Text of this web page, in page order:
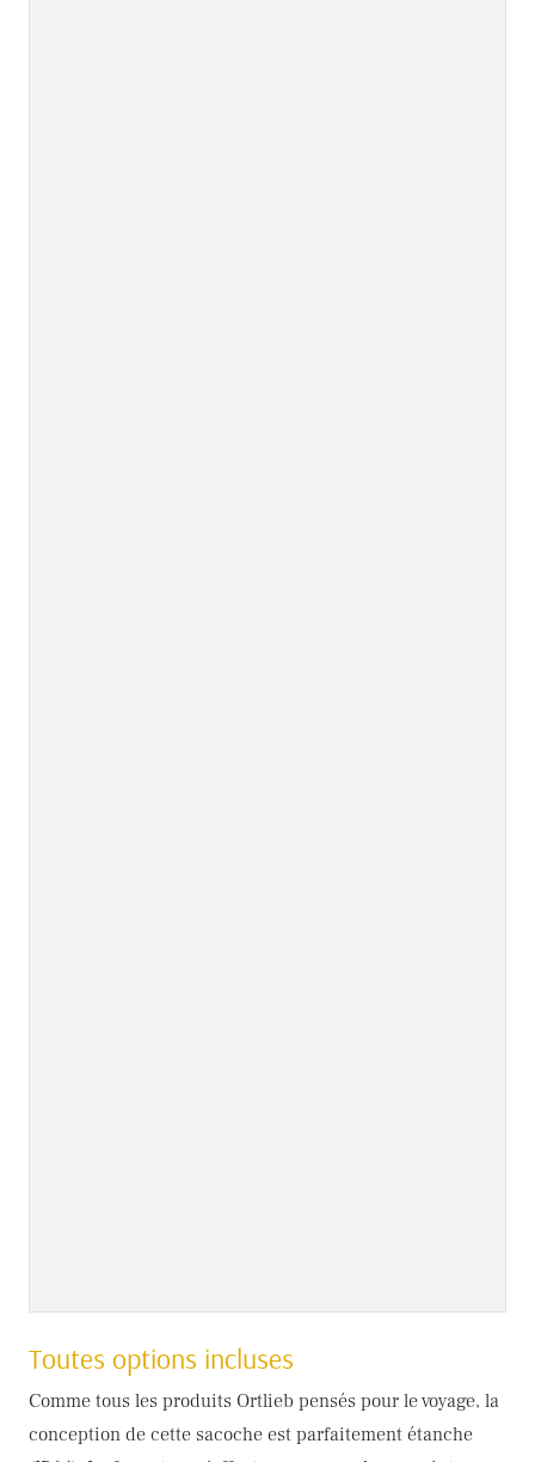
Toutes options incluses
Comme tous les produits Ortlieb pensés pour le voyage, la
conception de cette sacoche est parfaitement étanche